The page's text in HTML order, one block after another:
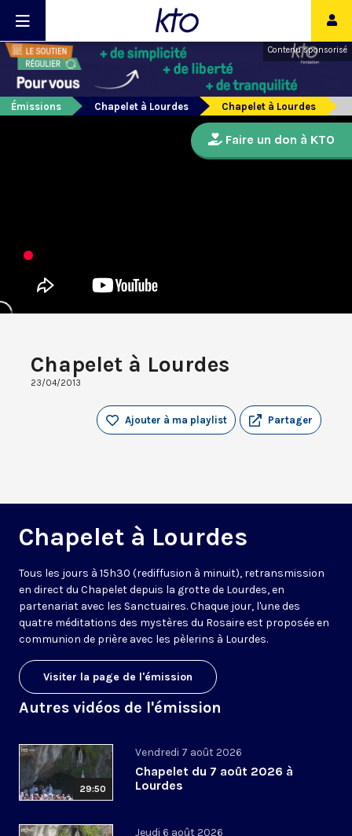
Contenu sponsorisé
Émissions Chapelet à Lourdes Chapelet à Lourdes
Chapelet à Lourdes
23/04/2013
Partager
Ajouter à ma playlist
Chapelet à Lourdes
Tous les jours à 15h30 (rediffusion à minuit), retransmission
en direct du Chapelet depuis la grotte de Lourdes, en
partenariat avec les Sanctuaires. Chaque jour, l'une des
quatre méditations des mystères du Rosaire est proposée en
communion de prière avec les pèlerins à Lourdes.
Visiter la page de l'émission
Autres vidéos de l'émission
29:50
Vendredi 7 août 2026
Chapelet du 7 août 2026 à
Lourdes
Jeudi 6 août 2026
Faire un don à KTO